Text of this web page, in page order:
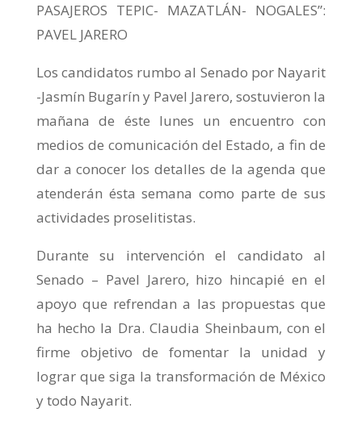
PASAJEROS TEPIC- MAZATLÁN- NOGALES”:
PAVEL JARERO
Los candidatos rumbo al Senado por Nayarit
-Jasmín Bugarín y Pavel Jarero, sostuvieron la
mañana de éste lunes un encuentro con
medios de comunicación del Estado, a fin de
dar a conocer los detalles de la agenda que
atenderán ésta semana como parte de sus
actividades proselitistas.
Durante su intervención el candidato al
Senado – Pavel Jarero, hizo hincapié en el
apoyo que refrendan a las propuestas que
ha hecho la Dra. Claudia Sheinbaum, con el
firme objetivo de fomentar la unidad y
lograr que siga la transformación de México
y todo Nayarit.